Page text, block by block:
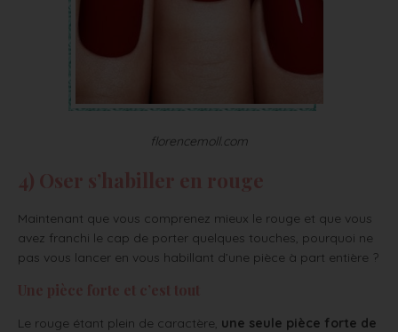
florencemoll.com
Maintenant que vous comprenez mieux le rouge et que vous
avez franchi le cap de porter quelques touches, pourquoi ne
pas vous lancer en vous habillant d’une pièce à part entière ?
Le rouge étant plein de caractère, une seule pièce forte de